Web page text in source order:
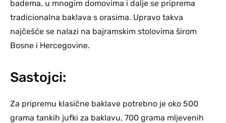
badema, u mnogim domovima i dalje se priprema
tradicionalna baklava s orasima. Upravo takva
najčešće se nalazi na bajramskim stolovima širom
Bosne i Hercegovine.
Sastojci:
Za pripremu klasične baklave potrebno je oko 500
grama tankih jufki za baklavu, 700 grama mljevenih